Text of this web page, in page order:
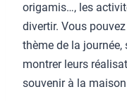
origamis…, les
divertir. Vous
thème de la journée,
montrer leurs
souvenir à la